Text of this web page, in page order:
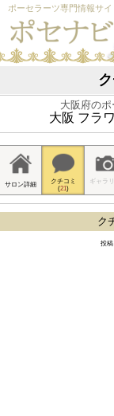
ポーセラーツ専門情報サ
大阪府の
大阪 フラ
サロン詳細
クチコミ
(21)
ギャラ
ク
投